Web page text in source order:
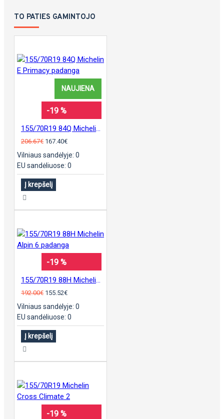
TO PATIES GAMINTOJO
NAUJIENA
-19 %
206.67€ 167.40€
Vilniaus sandėlyje: 0
EU sandėliuose: 0
Į krepšelį
-19 %
192.00€ 155.52€
Vilniaus sandėlyje: 0
EU sandėliuose: 0
Į krepšelį
-19 %